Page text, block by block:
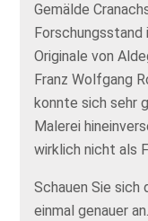
Gemälde
Originale von
Franz Wolfgang
konnte sich sehr
Malerei
wirklich nicht als
Schauen Sie sich
einmal genauer